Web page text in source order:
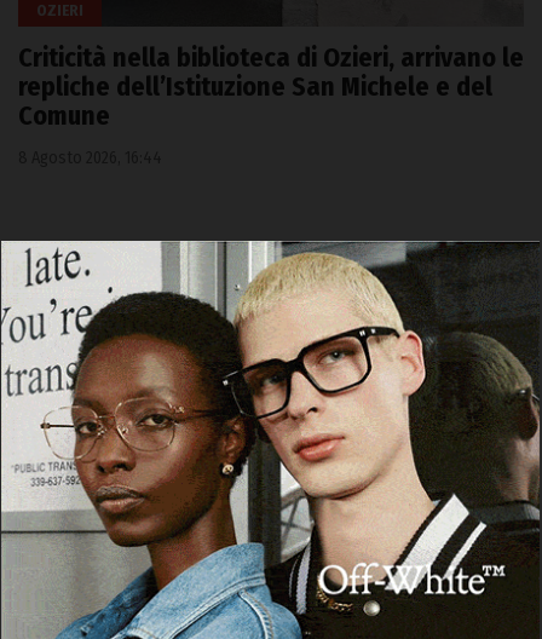
OZIERI
Criticità nella biblioteca di Ozieri, arrivano le
repliche dell’Istituzione San Michele e del
Comune
Cerca
Cerca
Facebook
Threads
Instagram
X YouTube